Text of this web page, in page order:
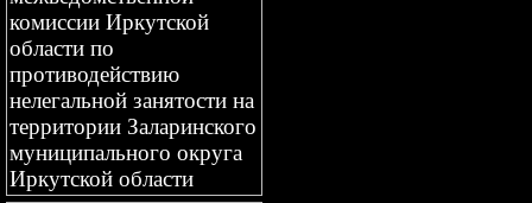
комиссии Иркутской
области по
противодействию
нелегальной занятости на
территории Заларинского
муниципального округа
Иркутской области